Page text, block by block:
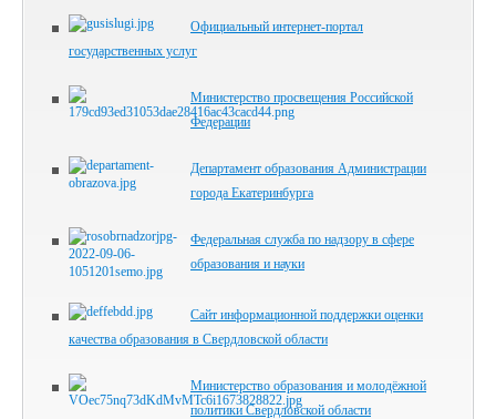
Официальный интернет-портал
государственных услуг
Министерство просвещения Российской
Федерации
Департамент образования Администрации
города Екатеринбурга
Федеральная служба по надзору в сфере
образования и науки
Сайт информационной поддержки оценки
качества образования в Свердловской области
Министерство образования и молодёжной
политики Свердловской области